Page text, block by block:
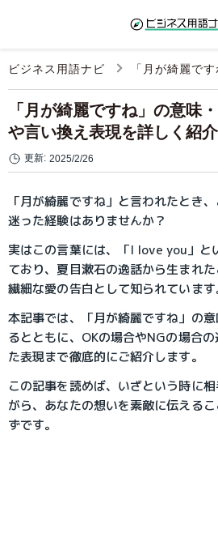
ビジネス用語ナビ 「月が綺麗で
「月が綺麗ですね」の意味
や言い換え表現を詳しく紹介
更新: 2025/2/26
「月が綺麗ですね」と言われたとき
迷った経験はありませんか？
実はこの言葉には、「I love you」と
ており、夏目漱石の逸話から生まれ
繊細な愛の告白として知られています
本記事では、「月が綺麗ですね」の
るとともに、OKの場合やNGの場合
た表現まで徹底的にご紹介します。
この記事を読めば、いざという時に
がら、あなたの想いを素敵に伝える
ずです。